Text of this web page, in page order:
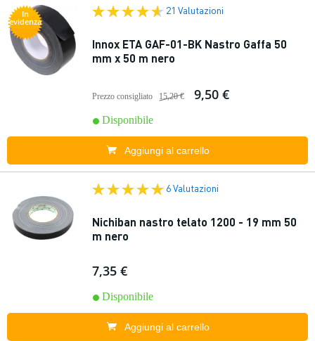
In
evidenza
21 Valutazioni
Innox ETA GAF-01-BK Nastro Gaffa 50
mm x 50 m nero
Prezzo consigliato 15,20 € 9,50 €
Disponibile
Aggiungi al carrello
6 Valutazioni
Nichiban nastro telato 1200 - 19 mm 50
m nero
7,35 €
Disponibile
Aggiungi al carrello